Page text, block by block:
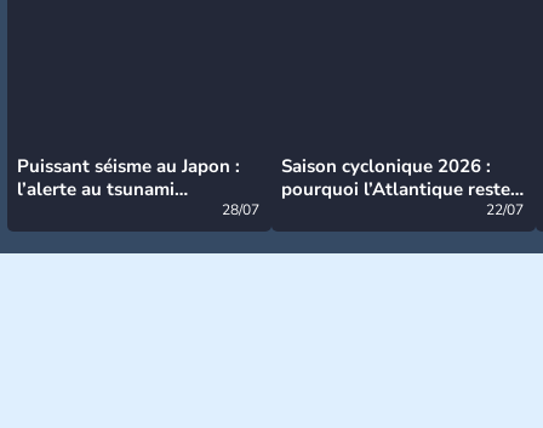
Puissant séisme au Japon :
l’alerte au tsunami
28/07
Saison cyclonique 2026 :
pourquoi l’Atlantique reste
22/07